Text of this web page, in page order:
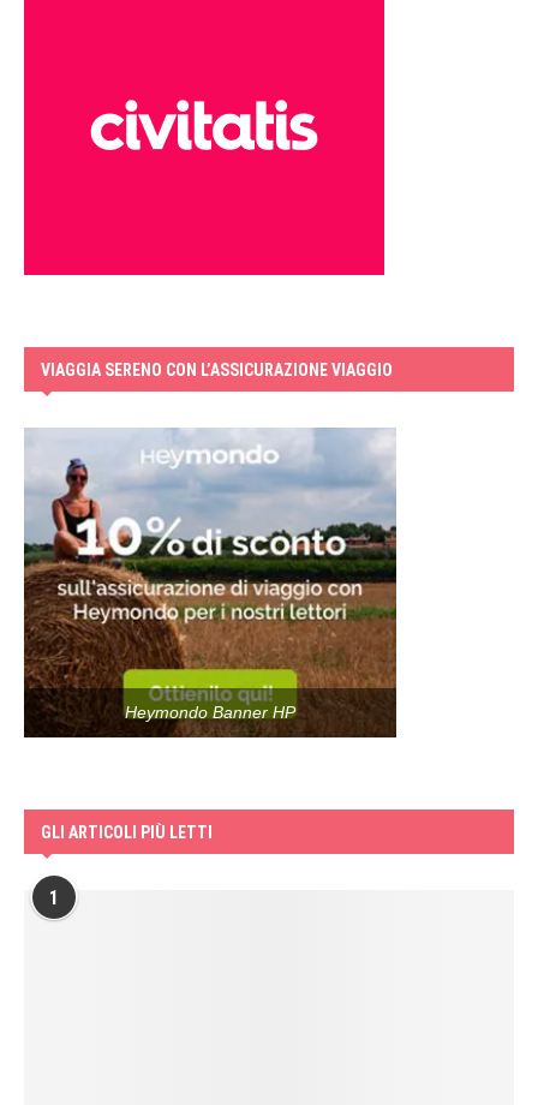
VIAGGIA SERENO CON L’ASSICURAZIONE VIAGGIO
Heymondo Banner HP
GLI ARTICOLI PIÙ LETTI
1